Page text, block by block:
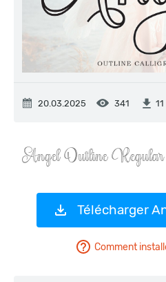
20.03.2025 341 11
Télécharger
Comment